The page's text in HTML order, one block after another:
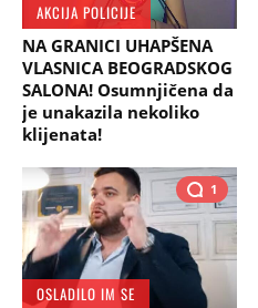
AKCIJA POLICIJE
NA GRANICI UHAPŠENA
VLASNICA BEOGRADSKOG
SALONA! Osumnjičena da
je unakazila nekoliko
klijenata!
1
OSLADILO IM SE